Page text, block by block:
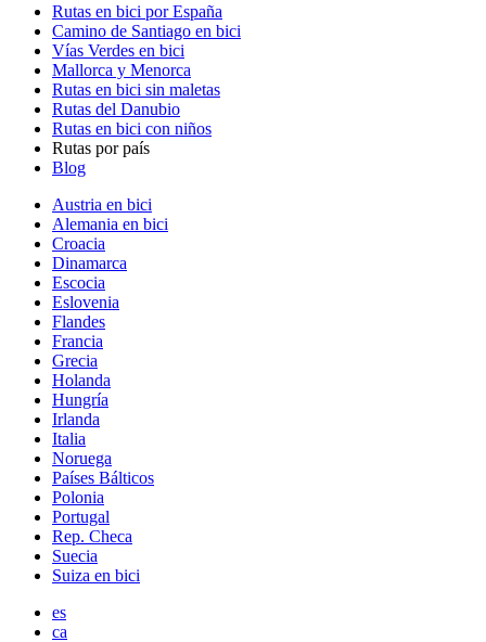
Rutas en bici por España
Camino de Santiago en bici
Vías Verdes en bici
Mallorca y Menorca
Rutas en bici sin maletas
Rutas del Danubio
Rutas en bici con niños
Rutas por país
Blog
Austria en bici
Alemania en bici
Croacia
Dinamarca
Escocia
Eslovenia
Flandes
Francia
Grecia
Holanda
Hungría
Irlanda
Italia
Noruega
Países Bálticos
Polonia
Portugal
Rep. Checa
Suecia
Suiza en bici
es
ca